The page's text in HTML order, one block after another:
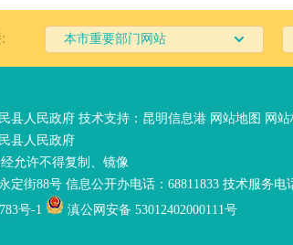
本市重要部门网站
县人民政府 技术支持： 昆明信息港 网站地图 网站
县人民政府
允许不得复制、镜像
定街88号 信息公开办电话：68811833 技术服务电
号-1
滇公网安备 53012402000111号